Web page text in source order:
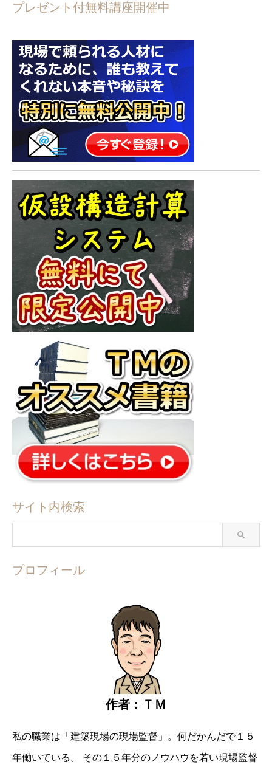
プレゼント付無料講座開催中
サイト内検索
プロフィール
作者：ＴＭ
私の職業は「建築現場の現場監督」。 何だかんだで１５
年働いている。 その１５年分のノウハウを若い現場監督